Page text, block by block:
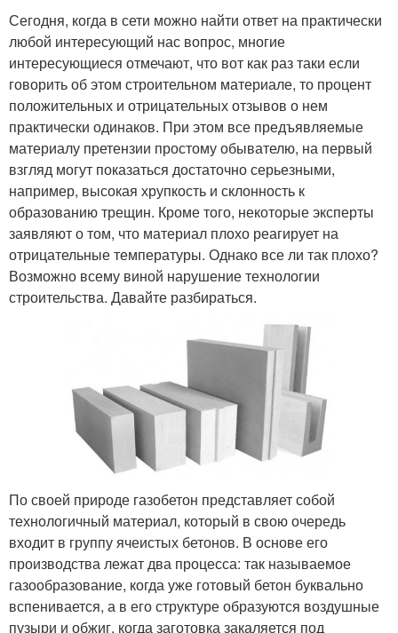
Сегодня, когда в сети можно найти ответ на практически
любой интересующий нас вопрос, многие
интересующиеся отмечают, что вот как раз таки если
говорить об этом строительном материале, то процент
положительных и отрицательных отзывов о нем
практически одинаков. При этом все предъявляемые
материалу претензии простому обывателю, на первый
взгляд могут показаться достаточно серьезными,
например, высокая хрупкость и склонность к
образованию трещин. Кроме того, некоторые эксперты
заявляют о том, что материал плохо реагирует на
отрицательные температуры. Однако все ли так плохо?
Возможно всему виной нарушение технологии
строительства. Давайте разбираться.
По своей природе газобетон представляет собой
технологичный материал, который в свою очередь
входит в группу ячеистых бетонов. В основе его
производства лежат два процесса: так называемое
газообразование, когда уже готовый бетон буквально
вспенивается, а в его структуре образуются воздушные
пузыри и обжиг, когда заготовка закаляется под